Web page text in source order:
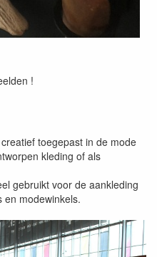
!
toegepast in de mode
kleding of als
gebruikt voor de aankleding
en modewinkels.